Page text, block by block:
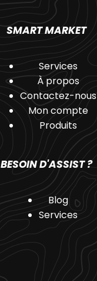
SMART MARKET
Services
À propos
Contactez-nous
Mon compte
Produits
BESOIN D'ASSIST ?
Blog
Services